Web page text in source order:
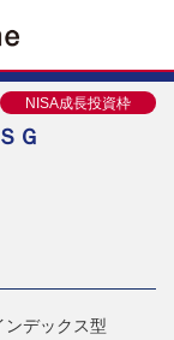
NISA成長投資枠
Ｇ
デックス型